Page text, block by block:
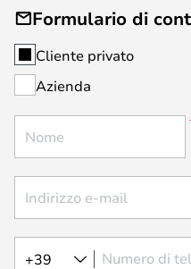
Formulario di
Cliente privato
Azienda
Nome
Indirizzo e-mail
Numero di
+39